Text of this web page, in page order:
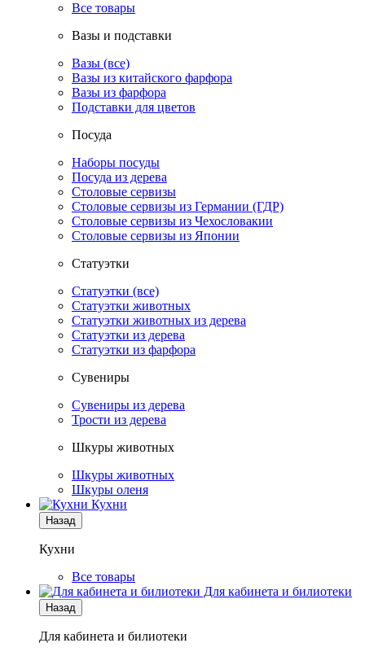
Все товары
Вазы и подставки
Вазы (все)
Вазы из китайского фарфора
Вазы из фарфора
Подставки для цветов
Посуда
Наборы посуды
Посуда из дерева
Столовые сервизы
Столовые сервизы из Германии (ГДР)
Столовые сервизы из Чехословакии
Столовые сервизы из Японии
Статуэтки
Статуэтки (все)
Статуэтки животных
Статуэтки животных из дерева
Статуэтки из дерева
Статуэтки из фарфора
Сувениры
Сувениры из дерева
Трости из дерева
Шкуры животных
Шкуры животных
Шкуры оленя
Кухни
Назад
Кухни
Все товары
Для кабинета и билиотеки
Назад
Для кабинета и билиотеки